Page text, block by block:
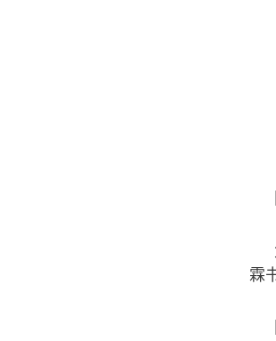
霖